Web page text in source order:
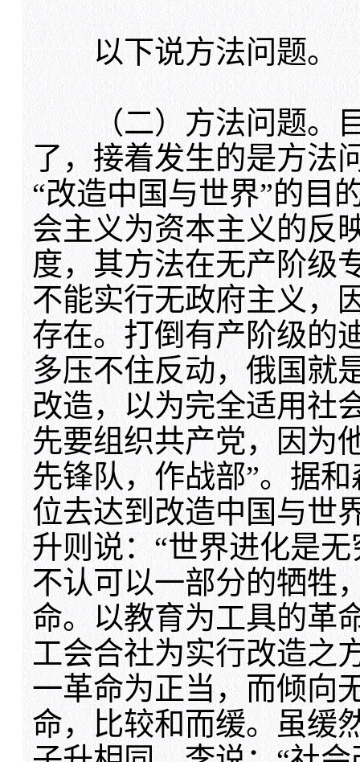
以下说方法问题。
（二）方法问题。目
了，接着发生的是方法
“改造中国与世界”的目
会主义为资本主义的反
度，其方法在无产阶级
不能实行无政府主义，
存在。打倒有产阶级的
多压不住反动，俄国就
改造，以为完全适用
先要组织共产党，因为
先锋队，作战部”。据
位去达到改造中国与世
升则说：“世界进化是
不认可以一部分的牺牲
命。以教育为工具的革
工会合社为实行改造
一革命为正当，而倾
命，比较和而缓。虽缓